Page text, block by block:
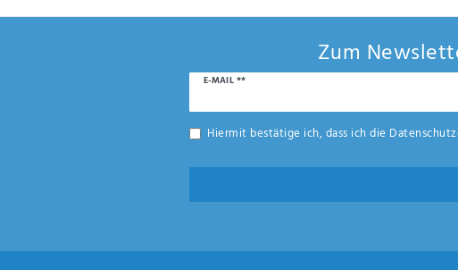
Zum
E-MAIL **
Newsletter
Hiermit bestätige ich, dass ich die